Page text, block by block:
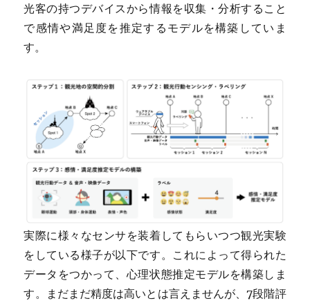
光客の持つデバイスから情報を収集・分析すること
で感情や満足度を推定するモデルを構築していま
す。
実際に様々なセンサを装着してもらいつつ観光実験
をしている様子が以下です。これによって得られた
データをつかって、心理状態推定モデルを構築しま
す。まだまだ精度は高いとは言えませんが、7段階評